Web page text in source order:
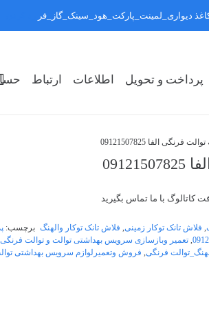
پرداخت و تحویل اطلاعات ارتباط
الفا 09121507825
کاتالوگ با ما تماس بگیرید
, فلاش تانک توکار زمینی, فلاش تانک توکار والهنگ برچسب:
, تعمیر وبازسازی سرویس بهداشتی توالت و توالت فرنگی
فرنگی, فروش وتعمیرلوازم سرویس بهداشتی
دیواری_لمینت_پارکت_هود_سینک_گاز_فر